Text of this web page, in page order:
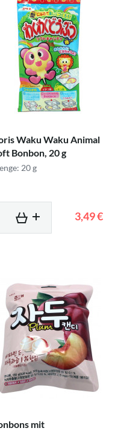
Waku Waku Animal
Bonbon, 20 g
20 g
3,49 €
mit